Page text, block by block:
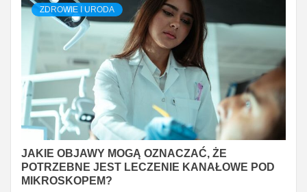
ZDROWIE I URODA
JAKIE OBJAWY MOGĄ OZNACZAĆ, ŻE
POTRZEBNE JEST LECZENIE KANAŁOWE POD
MIKROSKOPEM?